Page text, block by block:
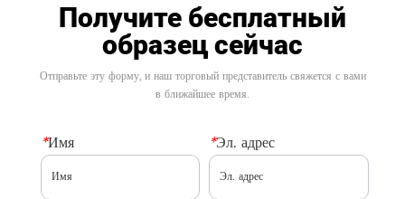
Получите бесплатный
образец сейчас
Отправьте эту форму, и наш торговый представитель свяжется с вами
в ближайшее время.
*Имя *Эл. адрес